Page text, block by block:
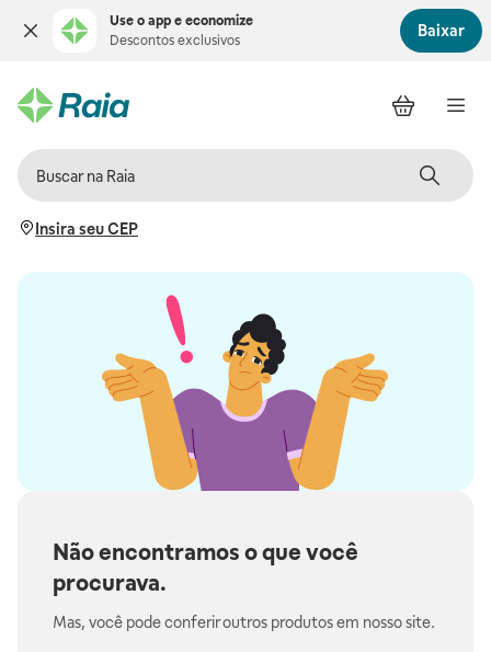
Use o app e economize
Descontos exclusivos
Baixar
Insira seu CEP
Não encontramos o que você
procurava.
Mas, você pode conferir outros produtos em nosso site.